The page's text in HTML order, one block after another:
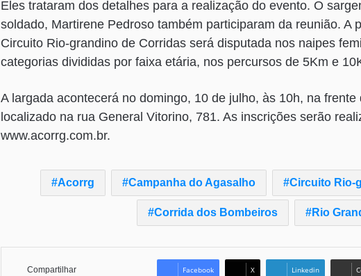
Eles trataram dos detalhes para a realização do evento. O
soldado, Martirene Pedroso também participaram da reunião. A
Circuito Rio-grandino de Corridas será disputada nos naipes
categorias divididas por faixa etária, nos percursos de 5Km e
A largada acontecerá no domingo, 10 de julho, às 10h, na
localizado na rua General Vitorino, 781. As inscrições serão
www.acorrg.com.br.
Acorrg Campanha do Agasalho Circuito Rio-
Corrida dos Bombeiros Rio
Compartilhar Facebook X Linkedin